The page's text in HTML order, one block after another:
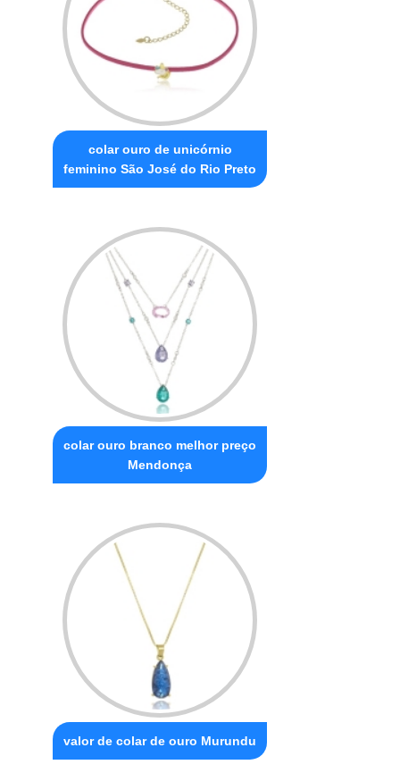
colar ouro de unicórnio
feminino São José do Rio Preto
colar ouro branco melhor preço
Mendonça
valor de colar de ouro Murundu